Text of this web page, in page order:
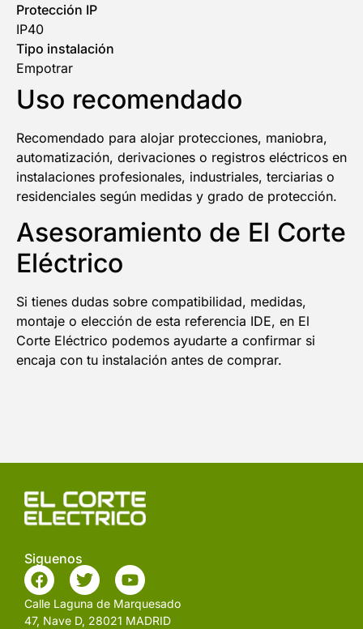
Protección IP
IP40
Tipo instalación
Empotrar
Uso recomendado
Recomendado para alojar protecciones, maniobra,
automatización, derivaciones o registros eléctricos en
instalaciones profesionales, industriales, terciarias o
residenciales según medidas y grado de protección.
Asesoramiento de El Corte
Eléctrico
Si tienes dudas sobre compatibilidad, medidas,
montaje o elección de esta referencia IDE, en El
Corte Eléctrico podemos ayudarte a confirmar si
encaja con tu instalación antes de comprar.
Siguenos
Calle Laguna de Marquesado
47, Nave D, 28021 MADRID